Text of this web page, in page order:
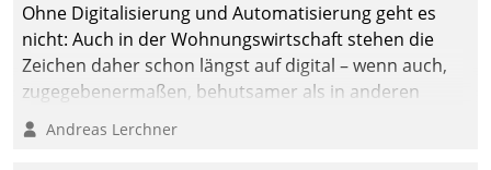
Ohne Digitalisierung und Automatisierung geht es
nicht: Auch in der Wohnungswirtschaft stehen die
Zeichen daher schon längst auf digital – wenn auch,
zugegebenermaßen, behutsamer als in anderen
Branchen.
Andreas Lerchner